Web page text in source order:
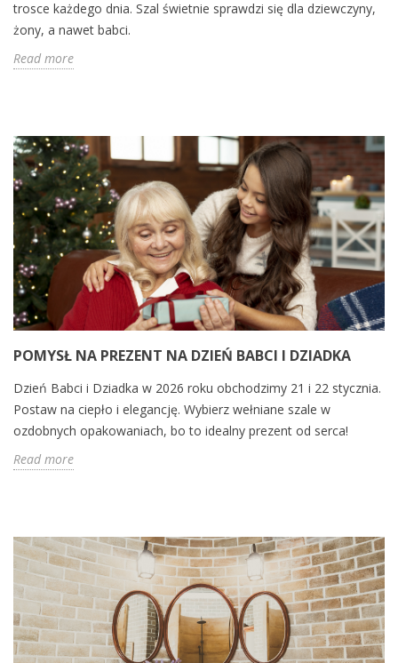
trosce każdego dnia. Szal świetnie sprawdzi się dla dziewczyny,
żony, a nawet babci.
Read more
POMYSŁ NA PREZENT NA DZIEŃ BABCI I DZIADKA
Dzień Babci i Dziadka w 2026 roku obchodzimy 21 i 22 stycznia.
Postaw na ciepło i elegancję. Wybierz wełniane szale w
ozdobnych opakowaniach, bo to idealny prezent od serca!
Read more